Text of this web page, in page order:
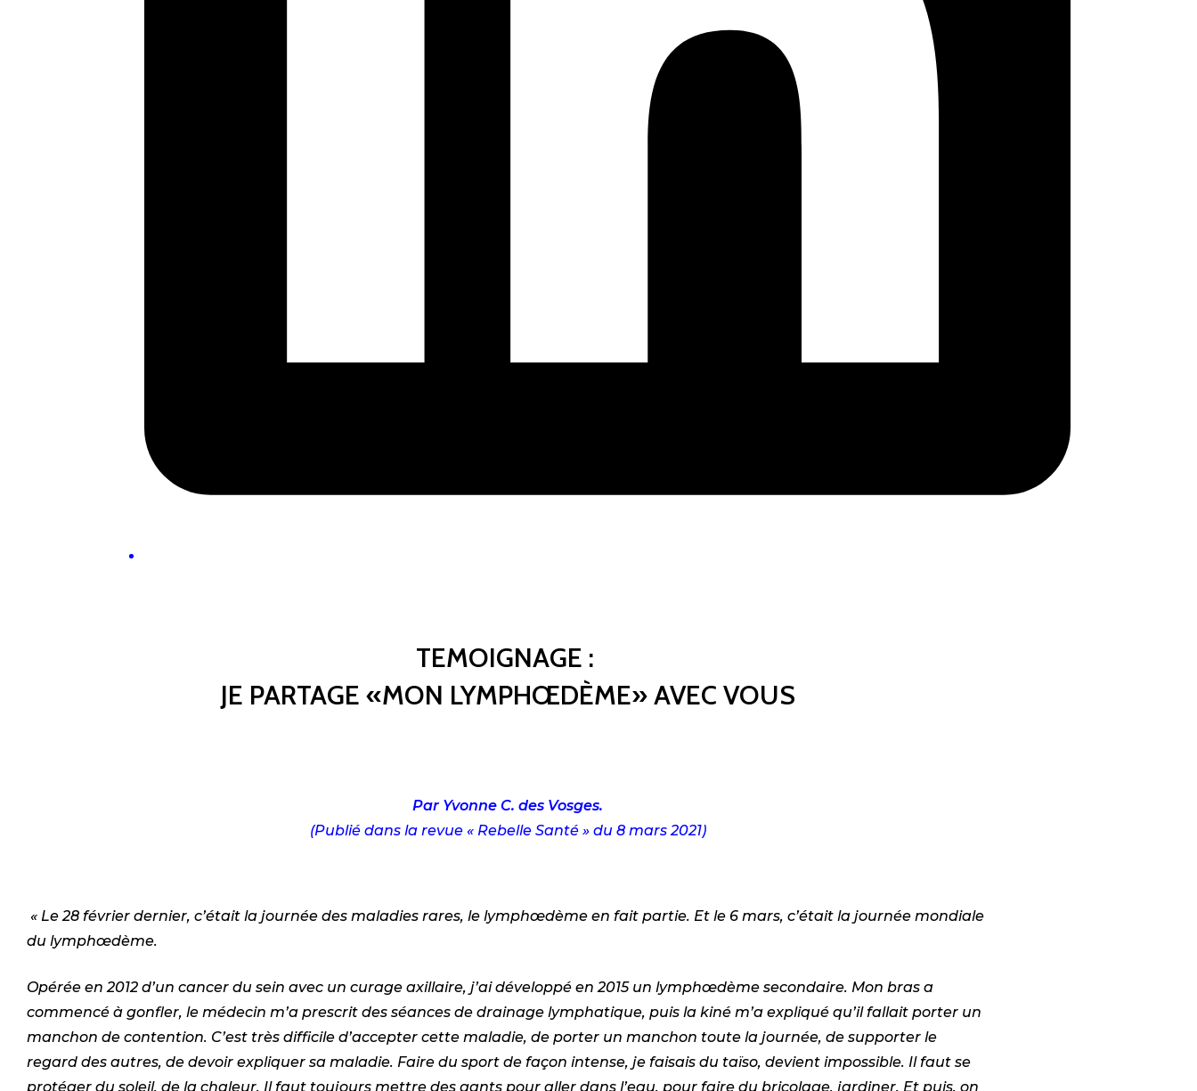
TEMOIGNAGE :
JE PARTAGE «MON LYMPHŒDÈME» AVEC VOUS
Par Yvonne C. des Vosges.
(Publié dans la revue « Rebelle Santé » du 8 mars 2021)
« Le 28 février dernier, c’était la journée des maladies rares, le lymphœdème en fait partie. Et le 6 mars, c’était la journée mondiale
du lymphœdème.
Opérée en 2012 d’un cancer du sein avec un curage axillaire, j’ai développé en 2015 un lymphœdème secondaire. Mon bras a
commencé à gonfler, le médecin m’a prescrit des séances de drainage lymphatique, puis la kiné m’a expliqué qu’il fallait porter un
manchon de contention. C’est très difficile d’accepter cette maladie, de porter un manchon toute la journée, de supporter le
regard des autres, de devoir expliquer sa maladie. Faire du sport de façon intense, je faisais du taïso, devient impossible. Il faut se
protéger du soleil, de la chaleur. Il faut toujours mettre des gants pour aller dans l’eau, pour faire du bricolage, jardiner. Et puis, on